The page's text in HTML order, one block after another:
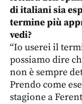
di italiani sia
termine più
vedi?
“Io userei il
possiamo dire
non è sempre
Prendo come
stagione a